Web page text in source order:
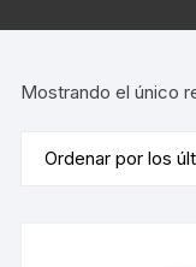
Mostrando el único